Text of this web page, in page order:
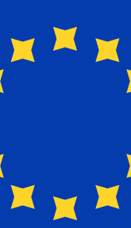
es un
EUR
para
Komercni banka de
Euro varían
de la transacción.
Factores como los
de seguridad
Comprueba los
evitar retrasos.